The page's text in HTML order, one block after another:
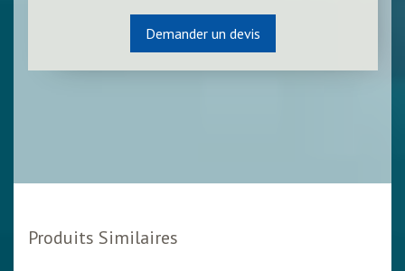
Demander un devis
Produits Similaires